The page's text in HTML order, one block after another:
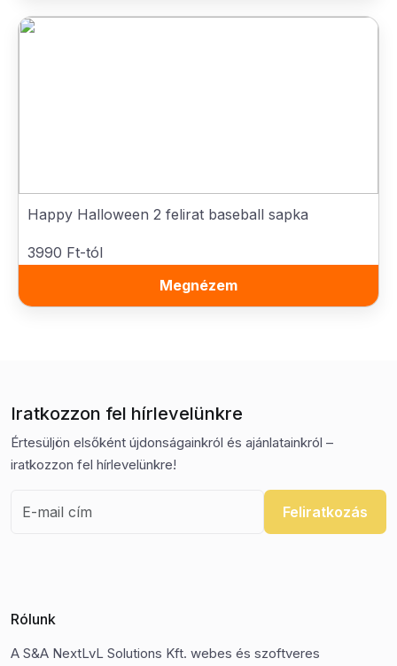
Happy Halloween 2 felirat baseball sapka
3990 Ft-tól
Megnézem
Iratkozzon fel hírlevelünkre
Értesüljön elsőként újdonságainkról és ajánlatainkról –
iratkozzon fel hírlevelünkre!
Feliratkozás
Rólunk
A S&A NextLvL Solutions Kft. webes és szoftveres